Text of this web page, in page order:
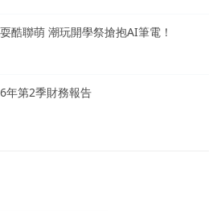
酷聯萌 潮玩開學祭搶抱AI筆電！
年第2季財務報告